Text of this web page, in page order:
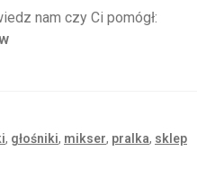
nam czy Ci pomógł:
, głośniki, mikser, pralka, sklep